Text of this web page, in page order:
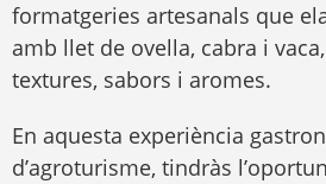
formatgeries artesanals que
amb llet de ovella, cabra i
textures, sabors i aromes.
En aquesta experiència
d’agroturisme, tindràs